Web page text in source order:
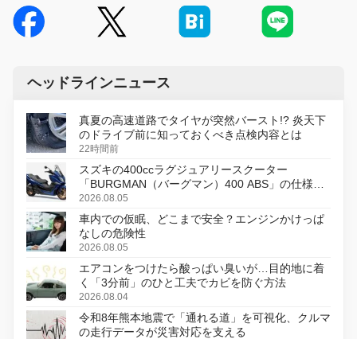
ヘッドラインニュース
真夏の高速道路でタイヤが突然バースト!? 炎天下
のドライブ前に知っておくべき点検内容とは
22時間前
スズキの400ccラグジュアリースクーター
「BURGMAN（バーグマン）400 ABS」の仕様を
変更し、8月18日に発売
2026.08.05
車内での仮眠、どこまで安全？エンジンかけっぱ
なしの危険性
2026.08.05
エアコンをつけたら酸っぱい臭いが…目的地に着
く「3分前」のひと工夫でカビを防ぐ方法
2026.08.04
令和8年熊本地震で「通れる道」を可視化、クルマ
の走行データが災害対応を支える